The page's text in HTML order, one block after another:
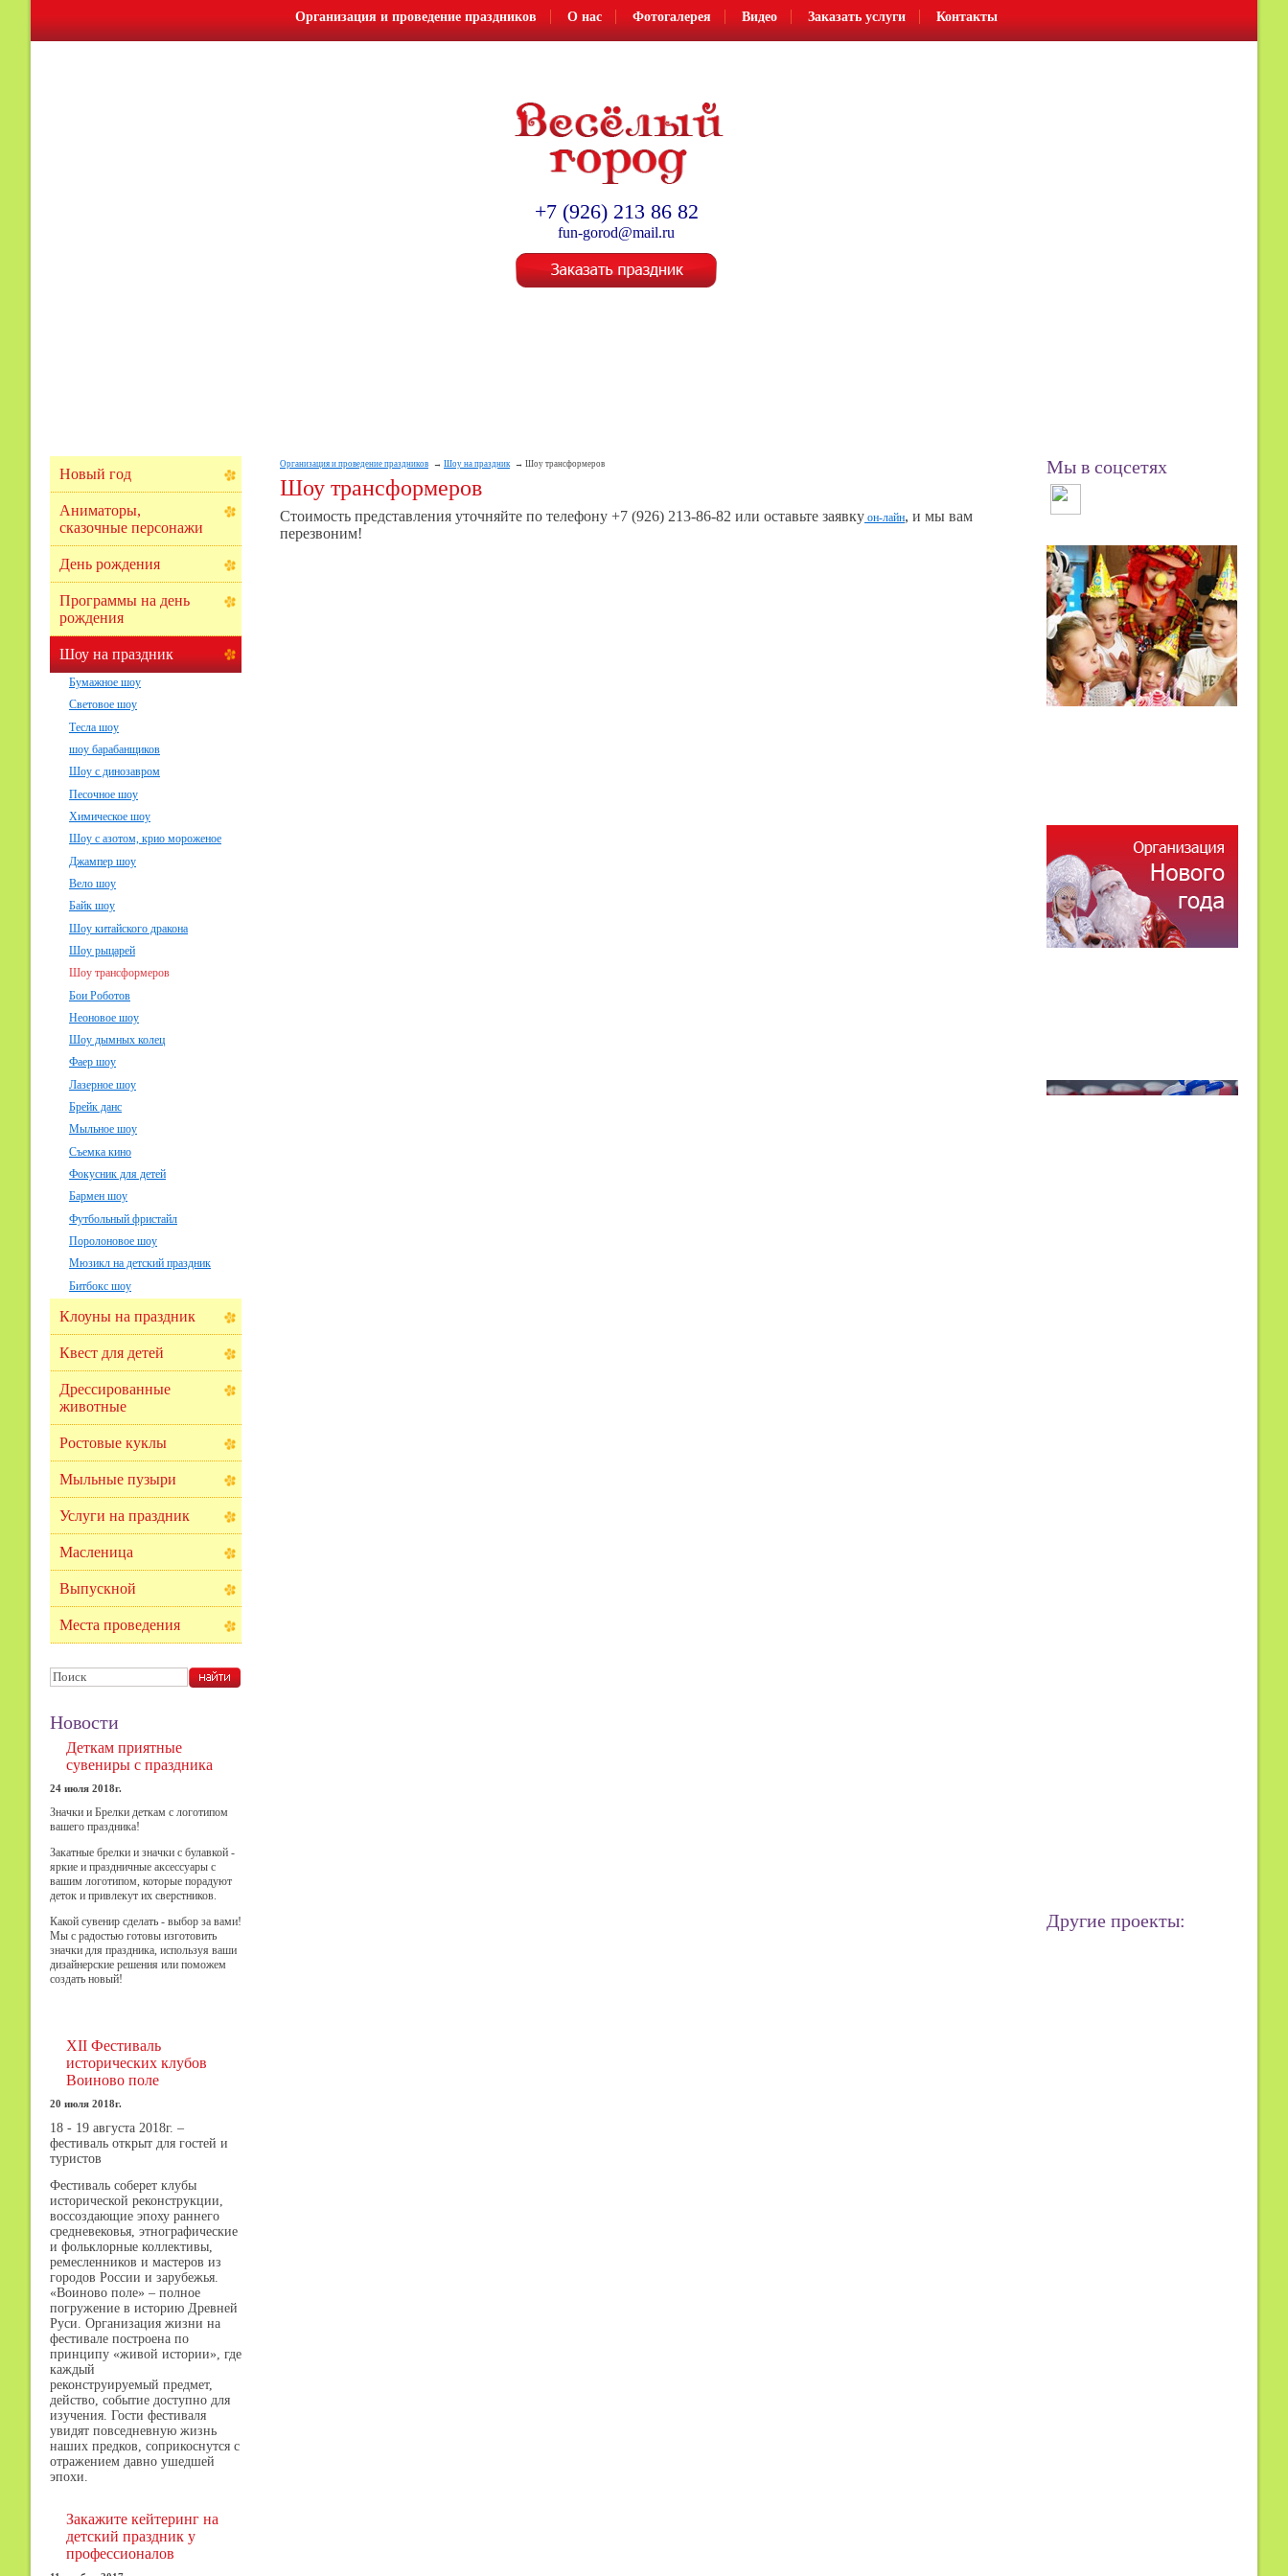
Организация и проведение праздников О нас Фотогалерея Видео Заказать услуги Контакты
+7 (926) 213 86 82
fun-gorod@mail.ru
Организация и проведение праздников Шоу на праздник Шоу трансформеров
Шоу трансформеров
Стоимость представления уточняйте по телефону +7 (926) 213-86-82 или оставьте заявку он-лайн, и мы вам
перезвоним!
Новый год
Аниматоры,
сказочные персонажи
День рождения
Программы на день
рождения
Шоу на праздник
Бумажное шоу
Световое шоу
Тесла шоу
шоу барабанщиков
Шоу с динозавром
Песочное шоу
Химическое шоу
Шоу с азотом, крио мороженое
Джампер шоу
Вело шоу
Байк шоу
Шоу китайского дракона
Шоу рыцарей
Шоу трансформеров
Бои Роботов
Неоновое шоу
Шоу дымных колец
Фаер шоу
Лазерное шоу
Брейк данс
Мыльное шоу
Съемка кино
Фокусник для детей
Бармен шоу
Футбольный фристайл
Поролоновое шоу
Мюзикл на детский праздник
Битбокс шоу
Клоуны на праздник
Квест для детей
Дрессированные
животные
Ростовые куклы
Мыльные пузыри
Услуги на праздник
Масленица
Выпускной
Места проведения
Новости
Деткам приятные
сувениры с праздника
24 июля 2018г.
Значки и Брелки деткам с логотипом
вашего праздника!
Закатные брелки и значки с булавкой -
яркие и праздничные аксессуары с
вашим логотипом, которые порадуют
деток и привлекут их сверстников.
Какой сувенир сделать - выбор за вами!
Мы с радостью готовы изготовить
значки для праздника, используя ваши
дизайнерские решения или поможем
создать новый!
XII Фестиваль
исторических клубов
Воиново поле
20 июля 2018г.
18 - 19 августа 2018г. –
фестиваль открыт для гостей и
туристов
Фестиваль соберет клубы
исторической реконструкции,
воссоздающие эпоху раннего
средневековья, этнографические
и фольклорные коллективы,
ремесленников и мастеров из
городов России и зарубежья.
«Воиново поле» – полное
погружение в историю Древней
Руси. Организация жизни на
фестивале построена по
принципу «живой истории», где
каждый
реконструируемый предмет,
действо, событие доступно для
изучения. Гости фестиваля
увидят повседневную жизнь
наших предков, соприкоснутся с
отражением давно ушедшей
эпохи.
Закажите кейтеринг на
детский праздник у
профессионалов
Мы в соцсетях
Другие проекты: